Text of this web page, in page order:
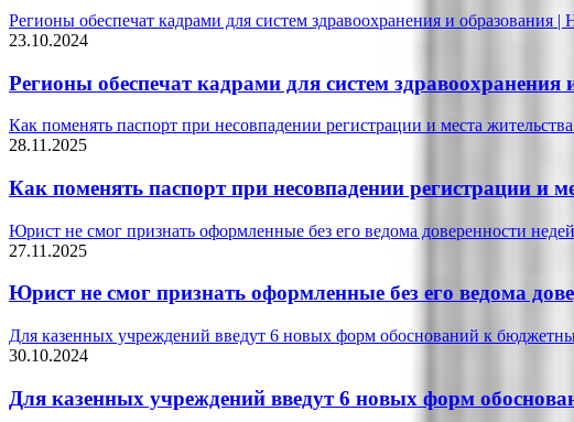
Регионы обеспечат кадрами для систем здравоохранения и образования
23.10.2024
Регионы обеспечат кадрами для систем
Как поменять паспорт при несовпадении регистрации и места
28.11.2025
Как поменять паспорт при несовпадении регистрации и
Юрист не смог признать оформленные без его ведома доверенности
27.11.2025
Юрист не смог признать оформленные без его ведома
Для казенных учреждений введут 6 новых форм обоснований к
30.10.2024
Для казенных учреждений введут 6 новых форм